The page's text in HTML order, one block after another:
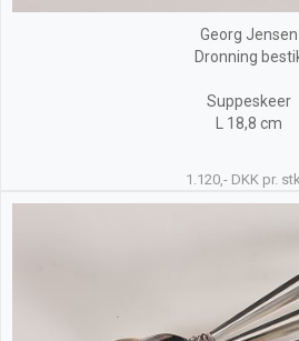
Georg Jensen
Dronning
Suppeskeer
L 18,8 cm
1.120,- DKK pr.